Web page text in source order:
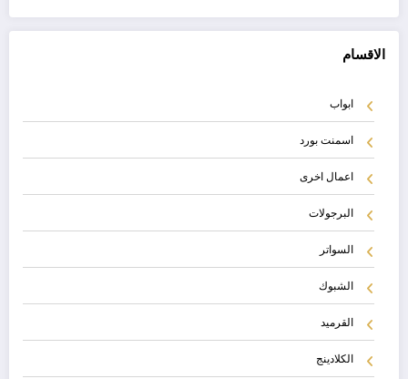
الاقسام
ابواب
اسمنت بورد
اعمال اخرى
البرجولات
السواتر
الشبوك
القرميد
الكلادينج